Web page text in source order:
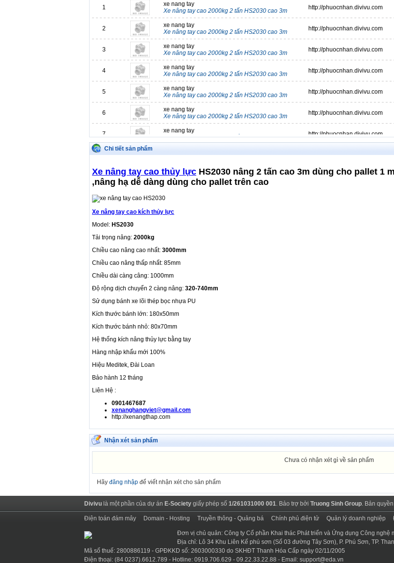
1
xe nang tay
Xe nâng tay cao 2000kg 2 tấn HS2030 cao 3m
http://phuocnhan.divivu.com
2
xe nang tay
Xe nâng tay cao 2000kg 2 tấn HS2030 cao 3m
http://phuocnhan.divivu.com
3
xe nang tay
Xe nâng tay cao 2000kg 2 tấn HS2030 cao 3m
http://phuocnhan.divivu.com
4
xe nang tay
Xe nâng tay cao 2000kg 2 tấn HS2030 cao 3m
http://phuocnhan.divivu.com
5
xe nang tay
Xe nâng tay cao 2000kg 2 tấn HS2030 cao 3m
http://phuocnhan.divivu.com
6
xe nang tay
Xe nâng tay cao 2000kg 2 tấn HS2030 cao 3m
http://phuocnhan.divivu.com
7
xe nang tay
Xe nâng tay cao 2000kg 2 tấn HS2030 cao 3m
http://phuocnhan.divivu.com
8 http://phuocnhan.divivu.com
Chi tiết sản phẩm
Xe nâng tay cao thủy lực HS2030 nâng 2 tấn cao 3m dùng cho pallet 1
,nâng hạ dễ dàng dùng cho pallet trên cao
Xe nâng tay cao kích thủy lực
Model: HS2030
Tải trọng nâng: 2000kg
Chiều cao nâng cao nhất: 3000mm
Chiều cao nâng thấp nhất: 85mm
Chiều dài càng câng: 1000mm
Độ rộng dịch chuyển 2 càng nâng: 320-740mm
Sử dụng bánh xe lõi thép bọc nhựa PU
Kích thước bánh lớn: 180x50mm
Kích thước bánh nhỏ: 80x70mm
Hệ thống kích nâng thủy lực bằng tay
Hàng nhập khẩu mới 100%
Hiệu Meditek, Đài Loan
Bảo hành 12 tháng
Liên Hệ :
0901467687
xenanghangviet@gmail.com
http://xenangthap.com
Nhận xét sản phẩm
Chưa có nhận xét gì về sản phẩm
Hãy đăng nhập để viết nhận xét cho sản phẩm
Divivu là một phần của dự án E-Society giấy phép số 1/261031000 001. Bảo trợ bởi Truong Sinh Group. Bản
Điện toán đám mây Domain - Hosting Truyền thông - Quảng bá Chính phủ điện tử Quản lý doanh nghiệp
Đơn vị chủ quản: Công ty Cổ phần Khai thác Phát triển và Ứng dụng Công nghệ
Địa chỉ: Lô 34 Khu Liên Kế phú sơn (Số 03 đường Tây Sơn), P. Phú Sơn, TP.
Mã số thuế: 2800886119 - GPĐKKD số: 2603000330 do SKHĐT Thanh Hóa Cấp ngày 02/11/2005
Điện thoại: (84 0237).6612.789 - Hotline: 0919.706.629 - 09.22.33.22.88 - Email: support@eda.vn